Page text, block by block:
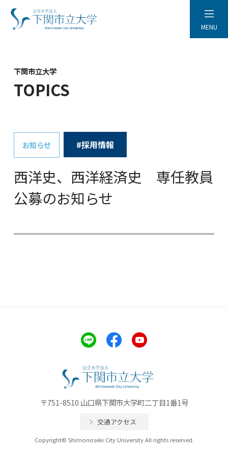
MENU
下関市立大学
TOPICS
お知らせ #採用情報
西洋史、西洋経済史 専任教員
公募のお知らせ
〒751-8510 山口県下関市大学町二丁目1番1号
交通アクセス
Copyright© Shimonoseki City University All rights reserved.